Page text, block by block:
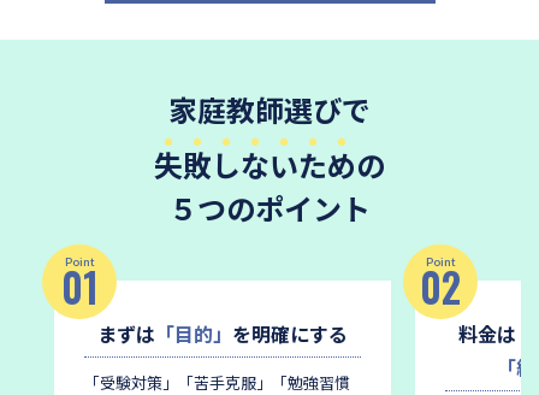
家庭教師選びで
失敗しないための
５つのポイント
Point
01
まずは 「目的」 を明確にする
「受験対策」「苦手克服」「勉強習慣
Point
02
料金は
「